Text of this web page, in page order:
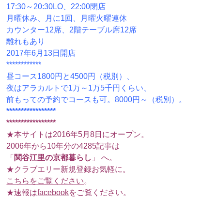
17:30～20:30LO、22:00閉店
月曜休み、月に1回、月曜火曜連休
カウンター12席、2階テーブル席12席
離れもあり
2017年6月13日開店
************
昼コース1800円と4500円（税別）、
夜はアラカルトで1万～1万5千円くらい、
前もっての予約でコースも可。8000円～（税別）。
*****************
*****************
★本サイトは2016年5月8日にオープン。
2006年から10年分の4285記事は
「 関谷江里の京都暮らし 」 へ。
★クラブエリー新規登録お気軽に。
こちらをご覧ください。
★速報はfacebookをご覧ください。